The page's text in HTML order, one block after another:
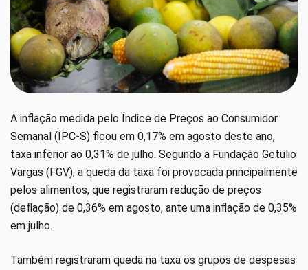
A inflação medida pelo Índice de Preços ao Consumidor
Semanal (IPC-S) ficou em 0,17% em agosto deste ano,
taxa inferior ao 0,31% de julho. Segundo a Fundação Getulio
Vargas (FGV), a queda da taxa foi provocada principalmente
pelos alimentos, que registraram redução de preços
(deflação) de 0,36% em agosto, ante uma inflação de 0,35%
em julho.
Também registraram queda na taxa os grupos de despesas